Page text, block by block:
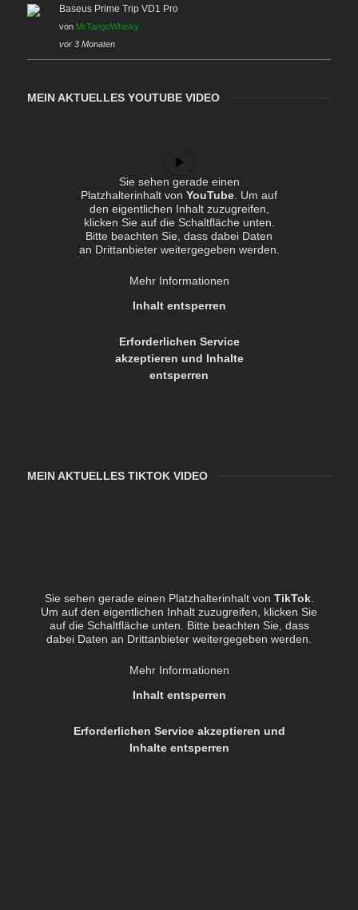
Baseus Prime Trip VD1 Pro
von MrTangoWhisky
vor 3 Monaten
MEIN AKTUELLES YOUTUBE VIDEO
Sie sehen gerade einen
Platzhalterinhalt von YouTube . Um auf
den eigentlichen Inhalt zuzugreifen,
klicken Sie auf die Schaltfläche unten.
Bitte beachten Sie, dass dabei Daten
an Drittanbieter weitergegeben werden.
Mehr Informationen
Inhalt entsperren
Erforderlichen Service
akzeptieren und Inhalte
entsperren
MEIN AKTUELLES TIKTOK VIDEO
Sie sehen gerade einen Platzhalterinhalt von TikTok.
Um auf den eigentlichen Inhalt zuzugreifen, klicken Sie
auf die Schaltfläche unten. Bitte beachten Sie, dass
dabei Daten an Drittanbieter weitergegeben werden.
Mehr Informationen
Inhalt entsperren
Erforderlichen Service akzeptieren und
Inhalte entsperren